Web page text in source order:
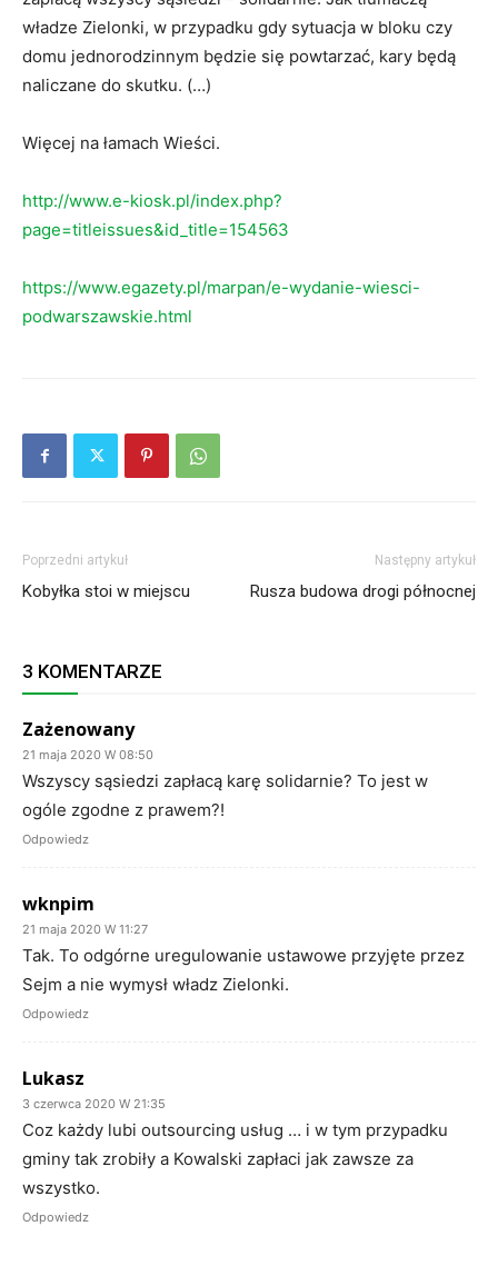
władze Zielonki, w przypadku gdy sytuacja w bloku czy
domu jednorodzinnym będzie się powtarzać, kary będą
naliczane do skutku. (…)
Więcej na łamach Wieści.
http://www.e-kiosk.pl/index.php?
page=titleissues&id_title=154563
https://www.egazety.pl/marpan/e-wydanie-wiesci-
podwarszawskie.html
Poprzedni artykuł
Kobyłka stoi w miejscu
Następny artykuł
Rusza budowa drogi północnej
3 KOMENTARZE
Zażenowany
21 maja 2020 W 08:50
Wszyscy sąsiedzi zapłacą karę solidarnie? To jest w
ogóle zgodne z prawem?!
Odpowiedz
wknpim
21 maja 2020 W 11:27
Tak. To odgórne uregulowanie ustawowe przyjęte przez
Sejm a nie wymysł władz Zielonki.
Odpowiedz
Lukasz
3 czerwca 2020 W 21:35
Coz każdy lubi outsourcing usług … i w tym przypadku
gminy tak zrobiły a Kowalski zapłaci jak zawsze za
wszystko.
Odpowiedz